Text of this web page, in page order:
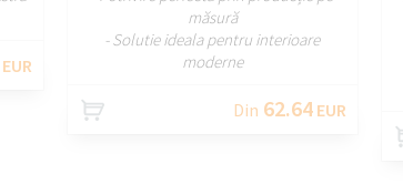
EUR
măsură
- Solutie ideala pentru interioare
moderne
Din 62.64EUR